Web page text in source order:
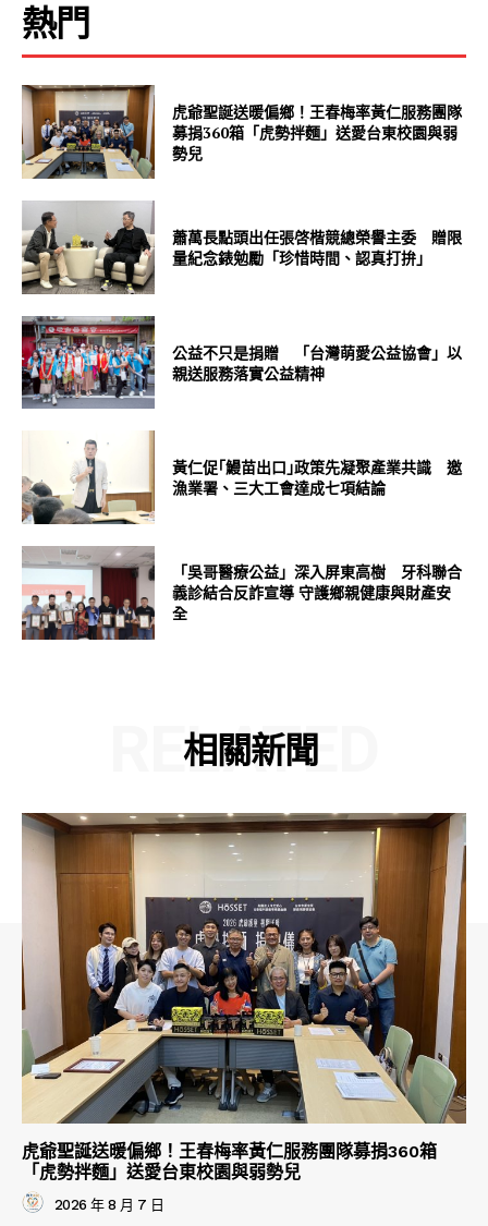
熱門
虎爺聖誕送暖偏鄉！王春梅率黃仁服務團隊
募捐360箱「虎勢拌麵」送愛台東校園與弱
勢兒
蕭萬長點頭出任張啓楷競總榮譽主委 贈限
量紀念錶勉勵「珍惜時間、認真打拚」
公益不只是捐贈 「台灣萌愛公益協會」以
親送服務落實公益精神
黃仁促｢鰻苗出口｣政策先凝聚產業共識 邀
漁業署、三大工會達成七項結論
「吳哥醫療公益」深入屏東高樹 牙科聯合
義診結合反詐宣導 守護鄉親健康與財產安
全
相關新聞
RELATED
虎爺聖誕送暖偏鄉！王春梅率黃仁服務團隊募捐360箱
「虎勢拌麵」送愛台東校園與弱勢兒
2026 年 8 月 7 日